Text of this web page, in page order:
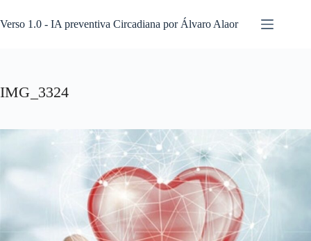
para
o
Verso 1.0 - IA preventiva Circadiana por Álvaro Alaor
IMG_3324